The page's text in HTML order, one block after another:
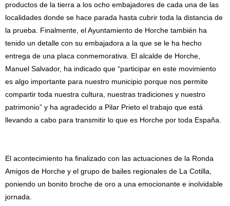
productos de la tierra a los ocho embajadores de cada una de las
localidades donde se hace parada hasta cubrir toda la distancia de
la prueba. Finalmente, el Ayuntamiento de Horche también ha
tenido un detalle con su embajadora a la que se le ha hecho
entrega de una placa conmemorativa. El alcalde de Horche,
Manuel Salvador, ha indicado que “participar en este movimiento
es algo importante para nuestro municipio porque nos permite
compartir toda nuestra cultura, nuestras tradiciones y nuestro
patrimonio” y ha agradecido a Pilar Prieto el trabajo que está
llevando a cabo para transmitir lo que es Horche por toda España.
El acontecimiento ha finalizado con las actuaciones de la Ronda
Amigos de Horche y el grupo de bailes regionales de La Cotilla,
poniendo un bonito broche de oro a una emocionante e inolvidable
jornada.